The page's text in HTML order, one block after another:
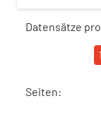
Datensätze
Seiten: